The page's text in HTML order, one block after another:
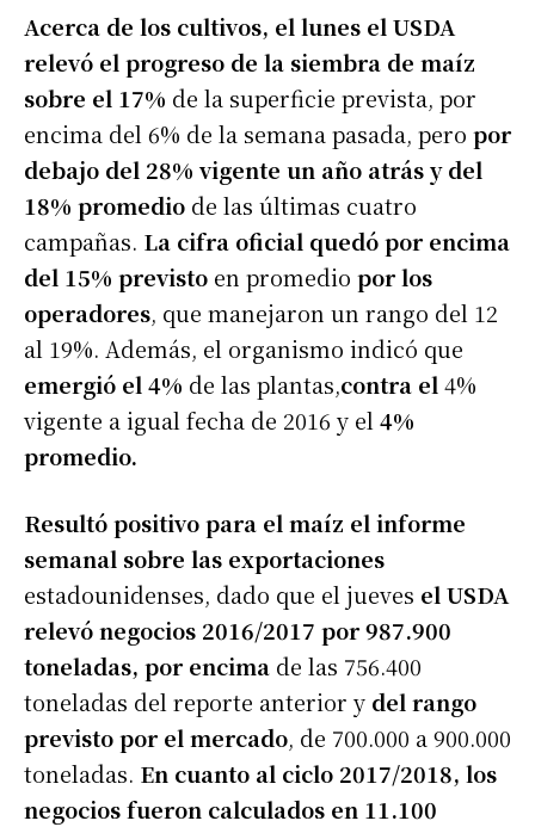
Acerca de los cultivos, el lunes el USDA
relevó el progreso de la siembra de maíz
sobre el 17% de la superficie prevista, por
encima del 6% de la semana pasada, pero por
debajo del 28% vigente un año atrás y del
18% promedio de las últimas cuatro
campañas. La cifra oficial quedó por encima
del 15% previsto en promedio por los
operadores, que manejaron un rango del 12
al 19%. Además, el organismo indicó que
emergió el 4% de las plantas,contra el 4%
vigente a igual fecha de 2016 y el 4%
promedio.
Resultó positivo para el maíz el informe
semanal sobre las exportaciones
estadounidenses, dado que el jueves el USDA
relevó negocios 2016/2017 por 987.900
toneladas, por encima de las 756.400
toneladas del reporte anterior y del rango
previsto por el mercado, de 700.000 a 900.000
toneladas. En cuanto al ciclo 2017/2018, los
negocios fueron calculados en 11.100